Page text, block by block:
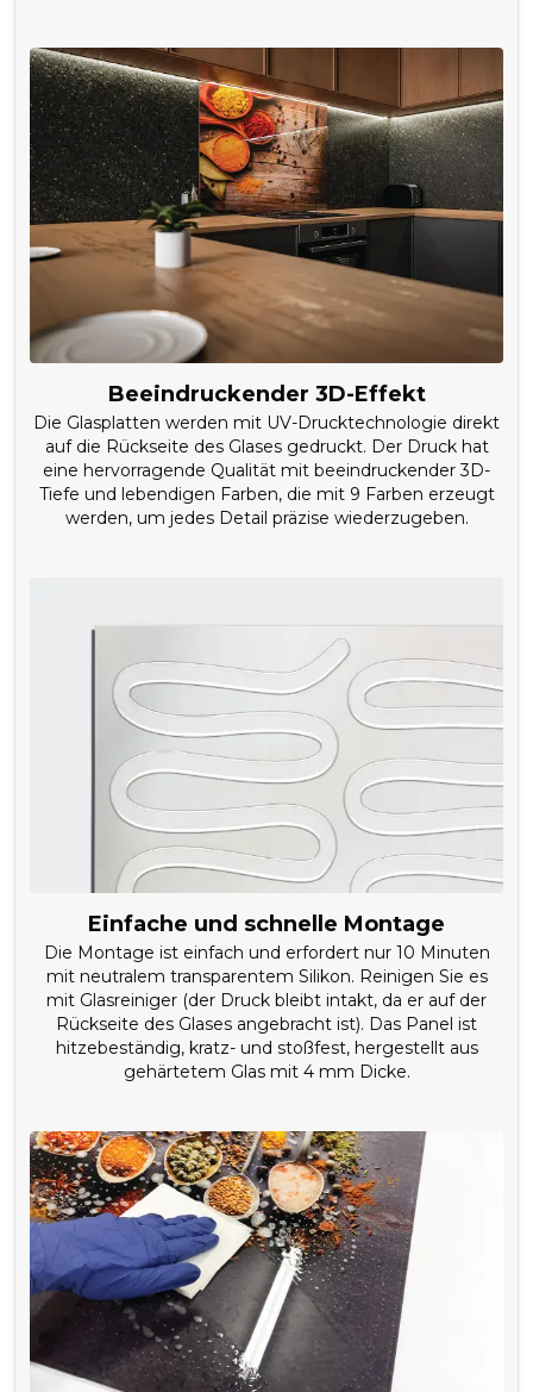
Beeindruckender 3D-Effekt
Die Glasplatten werden mit UV-Drucktechnologie direkt
auf die Rückseite des Glases gedruckt. Der Druck hat
eine hervorragende Qualität mit beeindruckender 3D-
Tiefe und lebendigen Farben, die mit 9 Farben erzeugt
werden, um jedes Detail präzise wiederzugeben.
Einfache und schnelle Montage
Die Montage ist einfach und erfordert nur 10 Minuten
mit neutralem transparentem Silikon. Reinigen Sie es
mit Glasreiniger (der Druck bleibt intakt, da er auf der
Rückseite des Glases angebracht ist). Das Panel ist
hitzebeständig, kratz- und stoßfest, hergestellt aus
gehärtetem Glas mit 4 mm Dicke.